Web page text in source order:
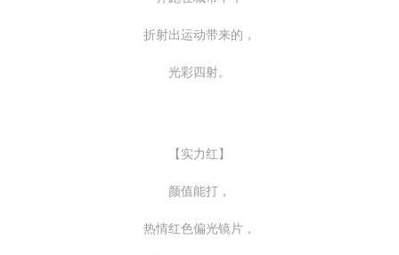
折射出运动带来的，
光彩四射。
【实力红】
颜值能打，
热情红色偏光镜片，